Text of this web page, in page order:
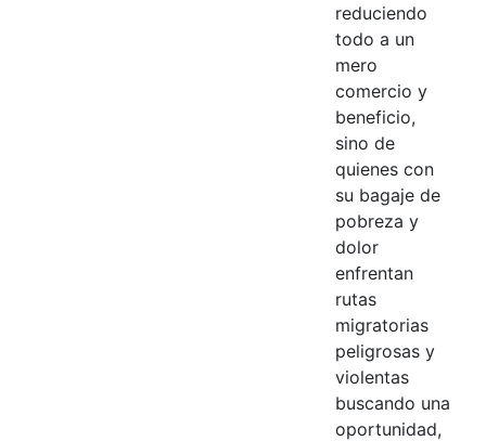
reduciendo
todo a un
mero
comercio y
beneficio,
sino de
quienes con
su bagaje de
pobreza y
dolor
enfrentan
rutas
migratorias
peligrosas y
violentas
buscando una
oportunidad,